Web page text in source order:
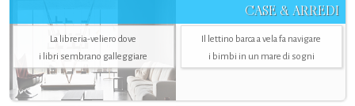
CASE & ARREDI
La libreria-veliero dove
i libri sembrano galleggiare
Il lettino barca a vela fa navigare
i bimbi in un mare di sogni